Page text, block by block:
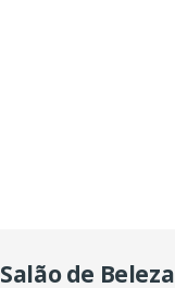
Salão de Beleza